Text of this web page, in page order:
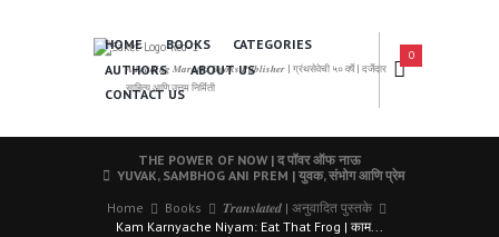
𝑨 𝑳𝒆𝒂𝒅𝒊𝒏𝒈 𝑴𝒂𝒓𝒂𝒕𝒉𝒊 𝑩𝒐𝒐𝒌𝒔 𝑷𝒖𝒃𝒍𝒊𝒔𝒉𝒆𝒓 | ग्रंथसेवेची ५० वर्षे | दर्जेदार
साहित्य आणि उत्तम निर्मिती
HOME BOOKS
CATEGORIES
AUTHORS
ABOUT US
CONTACT US
0
THE POWER OF NOW | द पॉवर ऑफ नाऊ
YUVAK, SAMBHOG ANI PREM | युवक, संभोग आणि प्रेम
Home
Books
𝑻𝒓𝒂𝒏𝒔𝒍𝒂𝒕𝒆𝒅 | अनुवादित पुस्तके
Kam Karnyache Niyam: Eat That Frog | काम...